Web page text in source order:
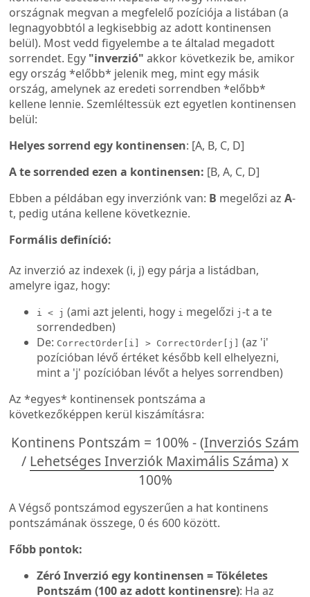
országnak megvan a megfelelő pozíciója a listában (a
legnagyobbtól a legkisebbig az adott kontinensen
belül). Most vedd figyelembe a te általad megadott
sorrendet. Egy "inverzió" akkor következik be, amikor
egy ország *előbb* jelenik meg, mint egy másik
ország, amelynek az eredeti sorrendben *előbb*
kellene lennie. Szemléltessük ezt egyetlen kontinensen
belül:
Helyes sorrend egy kontinensen: [A, B, C, D]
A te sorrended ezen a kontinensen: [B, A, C, D]
Ebben a példában egy inverziónk van: B megelőzi azA-
t, pedig utána kellene következnie.
Formális definíció:
Az inverzió az indexek (i, j) egy párja a listádban,
amelyre igaz, hogy:
i < j (ami azt jelenti, hogy i megelőzi j-t a te
sorrendedben)
De: CorrectOrder[i] > CorrectOrder[j] (az 'i'
pozícióban lévő értéket később kell elhelyezni,
mint a 'j' pozícióban lévőt a helyes sorrendben)
Az *egyes* kontinensek pontszáma a
következőképpen kerül kiszámításra:
Kontinens Pontszám = 100% - (Inverziós Szám
/ Lehetséges Inverziók Maximális Száma) x
100%
A Végső pontszámod egyszerűen a hat kontinens
pontszámának összege, 0 és 600 között.
Főbb pontok:
Zéró Inverzió egy kontinensen = Tökéletes
Pontszám (100 az adott kontinensre): Ha az